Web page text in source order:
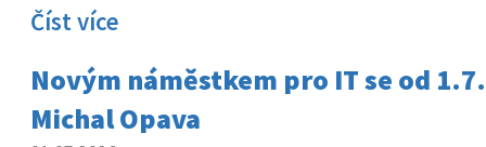
Číst více
Novým náměstkem pro IT se od
Michal Opava